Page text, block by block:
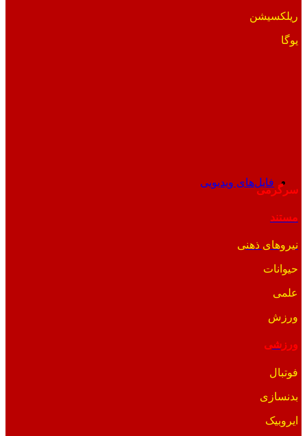
ریلکسیشن
یوگا
فایل‌های ویدیویی
سرگرمی
مستند
نیروهای ذهنی
حیوانات
علمی
ورزش
ورزشی
فوتبال
بدنسازی
ایروبیک